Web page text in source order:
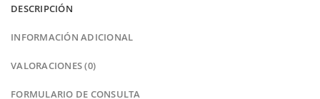
DESCRIPCIÓN
INFORMACIÓN ADICIONAL
VALORACIONES (0)
FORMULARIO DE CONSULTA